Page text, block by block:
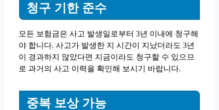
청구 기한 준수
모든 보험금은 사고 발생일로부터 3년 이내에 청구해
야 합니다. 사고가 발생한 지 시간이 지났더라도 3년
이 경과하지 않았다면 지금이라도 청구할 수 있으므
로 과거의 사고 이력을 확인해 보시기 바랍니다.
중복 보상 가능